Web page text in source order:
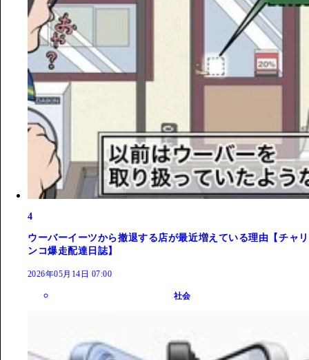
4
ウーバーイーツから撤退する店が最近増えている理由【チャリ
ンコ爆走配達日誌】
2026年05月14日 07:00
社会